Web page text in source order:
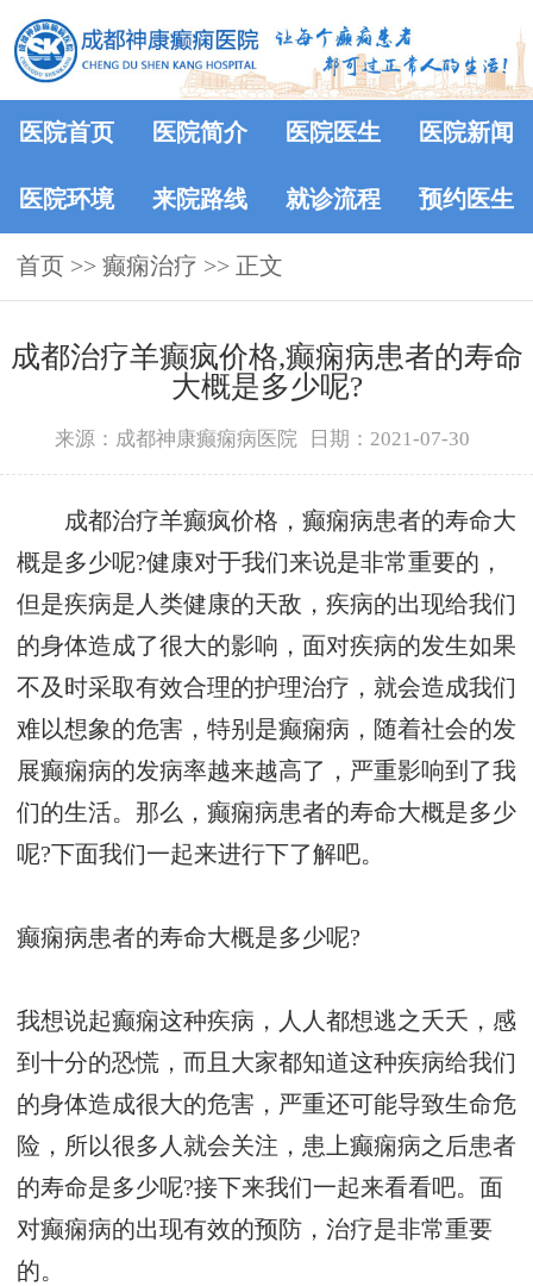
医院首页 医院简介 医院医生 医院新闻
医院环境 来院路线 就诊流程 预约医生
首页 >> 癫痫治疗 >> 正文
成都治疗羊癫疯价格,癫痫病患者的寿命
大概是多少呢?
来源：成都神康癫痫病医院 日期：2021-07-30
成都治疗羊癫疯价格，癫痫病患者的寿命大
概是多少呢?健康对于我们来说是非常重要的，
但是疾病是人类健康的天敌，疾病的出现给我们
的身体造成了很大的影响，面对疾病的发生如果
不及时采取有效合理的护理治疗，就会造成我们
难以想象的危害，特别是癫痫病，随着社会的发
展癫痫病的发病率越来越高了，严重影响到了我
们的生活。那么，癫痫病患者的寿命大概是多少
呢?下面我们一起来进行下了解吧。
癫痫病患者的寿命大概是多少呢?
我想说起癫痫这种疾病，人人都想逃之夭夭，感
到十分的恐慌，而且大家都知道这种疾病给我们
的身体造成很大的危害，严重还可能导致生命危
险，所以很多人就会关注，患上癫痫病之后患者
的寿命是多少呢?接下来我们一起来看看吧。面
对癫痫病的出现有效的预防，治疗是非常重要
的。